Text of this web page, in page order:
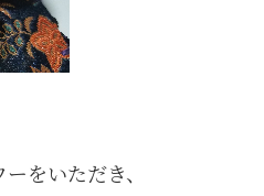
をいただき、